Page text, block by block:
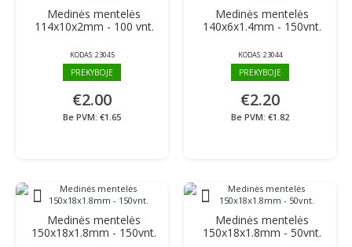
Medinės mentelės
114x10x2mm - 100 vnt.
KODAS:23045
PREKYBOJE
€2.00
Be PVM: €1.65
Medinės mentelės
140x6x1.4mm - 150vnt.
KODAS:23044
PREKYBOJE
€2.20
Be PVM: €1.82
Medinės mentelės
150x18x1.8mm - 150vnt.
Medinės mentelės
150x18x1.8mm - 50vnt.